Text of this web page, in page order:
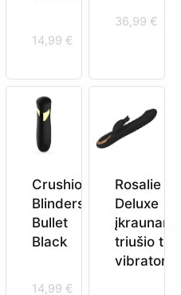
14,99 €
36,99 €
Crushious
Blinders
Bullet
Black
14,99 €
Rosalie
Deluxe
triušio